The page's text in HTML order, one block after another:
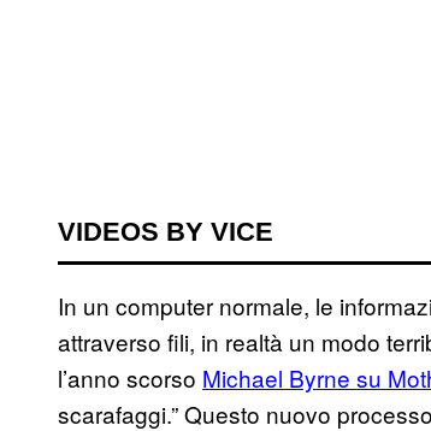
VIDEOS BY VICE
In un computer normale, le
attraverso fili, in realtà un modo
l’anno scorso Michael Byrne su
scarafaggi.” Questo nuovo